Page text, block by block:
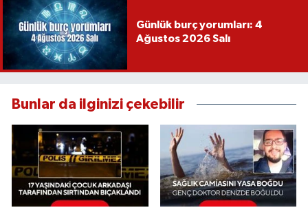
Günlük burç yorumları: 4
Ağustos 2026 Salı
Bunlar da ilginizi çekebilir